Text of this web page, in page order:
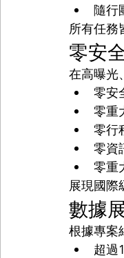
隨行
所有任務
零安
在高曝光
零安
零重
零行
零資
零重
展現國際
數據
根據專案
超過